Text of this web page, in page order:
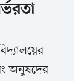
অনুষদের